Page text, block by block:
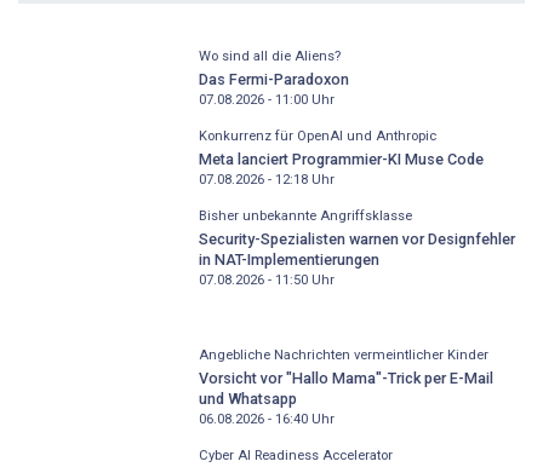
Wo sind all die Aliens?
Das Fermi-Paradoxon
07.08.2026 - 11:00Uhr
Konkurrenz für OpenAI und Anthropic
Meta lanciert Programmier-KI Muse Code
07.08.2026 - 12:18Uhr
Bisher unbekannte Angriffsklasse
Security-Spezialisten warnen vor Designfehler
in NAT-Implementierungen
07.08.2026 - 11:50Uhr
Angebliche Nachrichten vermeintlicher Kinder
Vorsicht vor "Hallo Mama"-Trick per E-Mail
und Whatsapp
06.08.2026 - 16:40Uhr
Cyber AI Readiness Accelerator